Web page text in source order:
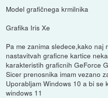
Model grafičnega krmilnika
Grafika Iris Xe
Pa me zanima sledece,kako naj
nastavitvah graficne kartice
karakteristih graficnih GeForce
Sicer prenosnika imam vezano
Uporabljam Windows 10 a bi se
windows 11